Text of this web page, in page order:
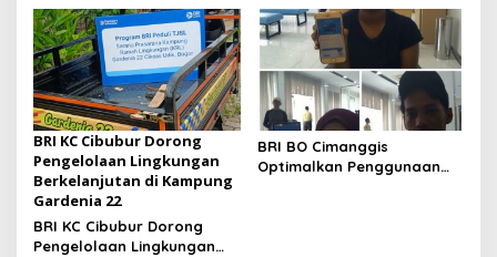
Terkait Pemberitaan dan
Isu yang Berkembang di
Masyarakat
BRI KC Cibubur Dorong
Pengelolaan Lingkungan
Berkelanjutan di Kampung
Gardenia 22
BRI KC Cibubur Dorong
Pengelolaan Lingkungan
BRI BO Cimanggis
Optimalkan Penggunaan